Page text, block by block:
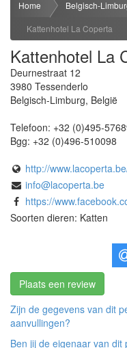
Home Belgisch-
Kattenhotel La Coperta
Kattenhotel La
Deurnestraat 12
3980 Tessenderlo
Belgisch-Limburg, België
Telefoon: +32 (0)495-
Bgg: +32 (0)496-510098
http://
info@lacoperta.be
https://
Soorten dieren: Katten
Plaats een review
Zijn de gegevens van dit
aanvullingen?
Ben jij de eigenaar van dit